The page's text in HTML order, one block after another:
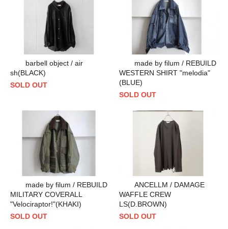
barbell object / air
sh(BLACK)
SOLD OUT
made by filum / REBUILD
WESTERN SHIRT "melodia"
(BLUE)
SOLD OUT
made by filum / REBUILD
MILITARY COVERALL
"Velociraptor!"(KHAKI)
SOLD OUT
ANCELLM / DAMAGE
WAFFLE CREW
LS(D.BROWN)
SOLD OUT